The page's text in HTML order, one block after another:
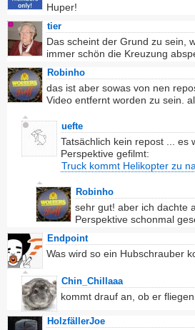
Huper!
tier
Das scheint der Grund zu sein,
immer schön die Kreuzung
Robinho
das ist aber sowas von nen
Video entfernt worden zu sein.
uefte
Tatsächlich kein repost ... es
Perspektive gefilmt:
Truck kommt Helikopter zu
Robinho
sehr gut! aber ich dachte
Perspektive schonmal
Endpoint
Was wird so ein Hubschrauber
Chin_Chillaaa
kommt drauf an, ob er fliegen
HolzfällerJoe